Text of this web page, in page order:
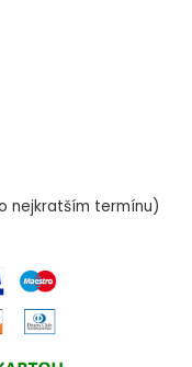
nejkratším termínu)